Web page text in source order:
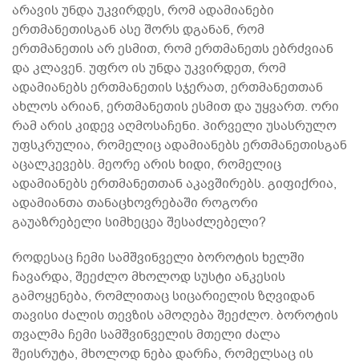
არავის უნდა უკვირდეს, რომ ადამიანები
ერთმანეთისგან ასე შორს დგანან, რომ
ერთმანეთის არ ესმით, რომ ერთმანეთს ებრძვიან
და კლავენ. უფრო ის უნდა უკვირდეთ, რომ
ადამიანებს ერთმანეთის სჯერათ, ერთმანეთთან
ახლოს არიან, ერთმანეთის ესმით და უყვართ. ორი
რამ არის კიდევ აღმოსაჩენი. პირველი უსასრულო
უფსკრულია, რომელიც ადამიანებს ერთმანეთისგან
აცალკევებს. მეორე არის ხიდი, რომელიც
ადამიანებს ერთმანეთთან აკავშირებს. გიფიქრია,
ადამიანთა თანაცხოვრებაში როგორი
გაუაზრებელი სიმხეცეა შესაძლებელი?
როდესაც ჩემი სამშვინველი ბოროტის ხელში
ჩავარდა, შეეძლო მხოლოდ სუსტი ანკესის
გამოყენება, რომლითაც სიცარიელის ზღვიდან
თავისი ძალის თევზის ამოღება შეეძლო. ბოროტის
თვალმა ჩემი სამშვინველის მთელი ძალა
შეისრუტა, მხოლოდ ნება დარჩა, რომელსაც ის